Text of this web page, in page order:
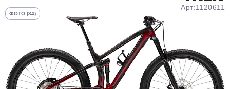
ФОТО (34)
Арт:1120611
Добавляйте товары